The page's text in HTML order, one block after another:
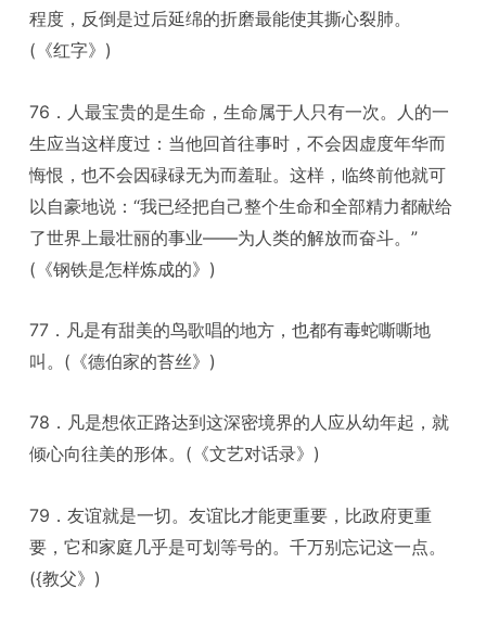
程度，反倒是过后延绵的折磨最能使其撕心裂肺。
(《红字》)
76．人最宝贵的是生命，生命属于人只有一次。人的一
生应当这样度过：当他回首往事时，不会因虚度年华而
悔恨，也不会因碌碌无为而羞耻。这样，临终前他就可
以自豪地说：“我已经把自己整个生命和全部精力都献给
了世界上最壮丽的事业——为人类的解放而奋斗。”
(《钢铁是怎样炼成的》)
77．凡是有甜美的鸟歌唱的地方，也都有毒蛇嘶嘶地
叫。(《德伯家的苔丝》)
78．凡是想依正路达到这深密境界的人应从幼年起，就
倾心向往美的形体。(《文艺对话录》)
79．友谊就是一切。友谊比才能更重要，比政府更重
要，它和家庭几乎是可划等号的。千万别忘记这一点。
({教父》)